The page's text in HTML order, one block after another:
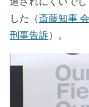
した（斎藤知事
刑事告訴）。